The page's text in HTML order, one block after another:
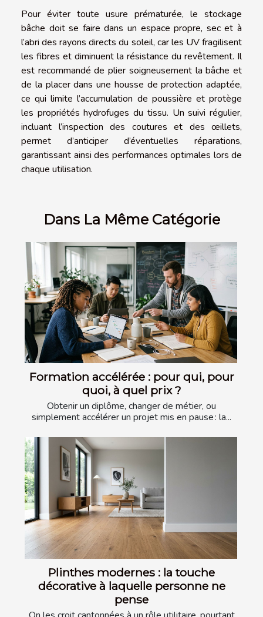
Pour éviter toute usure prématurée, le stockage
bâche doit se faire dans un espace propre, sec et à
l’abri des rayons directs du soleil, car les UV fragilisent
les fibres et diminuent la résistance du revêtement. Il
est recommandé de plier soigneusement la bâche et
de la placer dans une housse de protection adaptée,
ce qui limite l’accumulation de poussière et protège
les propriétés hydrofuges du tissu. Un suivi régulier,
incluant l’inspection des coutures et des œillets,
permet d’anticiper d’éventuelles réparations,
garantissant ainsi des performances optimales lors de
chaque utilisation.
Dans La Même Catégorie
Formation accélérée : pour qui, pour
quoi, à quel prix ?
Obtenir un diplôme, changer de métier, ou
simplement accélérer un projet mis en pause : la...
Plinthes modernes : la touche
décorative à laquelle personne ne
pense